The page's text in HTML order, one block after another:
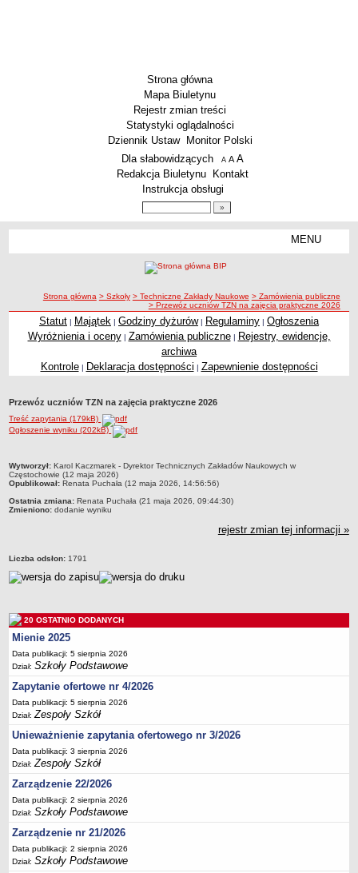
Strona główna
Mapa Biuletynu
Rejestr zmian treści
Statystyki oglądalności
Dziennik Ustaw
Monitor Polski
Menu dodatkowe
Dla słabowidzących A pomniejsz czcionkę
A standardowy rozmiar czcionki
A
Redakcja Biuletynu
Kontakt
Instrukcja obsługi
MENU
Licea
Zespoły Szkół
Techniczne Zakłady Naukowe
Przedszkola Miejskie
Zlikwidowane gimnazja
Przekształcone szkoły i placówki
SPECJALNE OŚRODKI SZKOLNO-WYCHOWAWCZE
Specjalny Ośrodek nr 1
Specjalny Ośrodek nr 5
Statut
Majątek
Ogłoszenie
Kontrole
Rejestry, ewidencje, archiwa
Sprawozdania
Deklaracja dostępności
PORADNIE PSYCHOLOGICZNO-PEDAGOGICZNE
Zespół Poradni
BIURO FINANSÓW OŚWIATY
Dane podstawowe
Statut
Majątek
Godziny dyżurów
ścieżka nawigacji
Strona główna > Szkoły > Techniczne Zakłady Naukowe > Zamówienia publiczne
> Przewóz uczniów TZN na zajęcia praktyczne 2026
Statut | Majątek | Godziny dyżurów| Regulaminy | Ogłoszenia
Wyróżnienia i oceny| Zamówienia publiczne| Rejestry, ewidencje,
archiwa
Kontrole| Deklaracja dostępności | Zapewnienie dostępności
Przewóz uczniów TZN na zajęcia praktyczne 2026
Treść zapytania (179kB)
Ogłoszenie wyniku (202kB)
metryczka
Wytworzył: Karol Kaczmarek - Dyrektor Technicznych Zakładów Naukowych w
Częstochowie (12 maja 2026)
Opublikował: Renata Puchała (12 maja 2026, 14:56:56)
Ostatnia zmiana: Renata Puchała (21 maja 2026, 09:44:30)
Zmieniono: dodanie wyniku
rejestr zmian tej informacji »
Liczba odsłon: 1791
20 OSTATNIO DODANYCH
Mienie 2025
Data publikacji: 5 sierpnia 2026
Dział:Szkoły Podstawowe
Zapytanie ofertowe nr 4/2026
Data publikacji: 5 sierpnia 2026
Dział:Zespoły Szkół
Unieważnienie zapytania ofertowego nr 3/2026
Data publikacji: 3 sierpnia 2026
Dział:Zespoły Szkół
Zarządzenie 22/2026
Data publikacji: 2 sierpnia 2026
Dział:Szkoły Podstawowe
Zarządzenie nr 21/2026
Data publikacji: 2 sierpnia 2026
Dział:Szkoły Podstawowe